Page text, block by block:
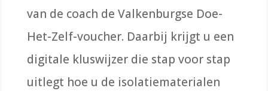
van de coach de Valkenburgse Doe-
Het-Zelf-voucher. Daarbij krijgt u een
digitale kluswijzer die stap voor stap
uitlegt hoe u de isolatiematerialen